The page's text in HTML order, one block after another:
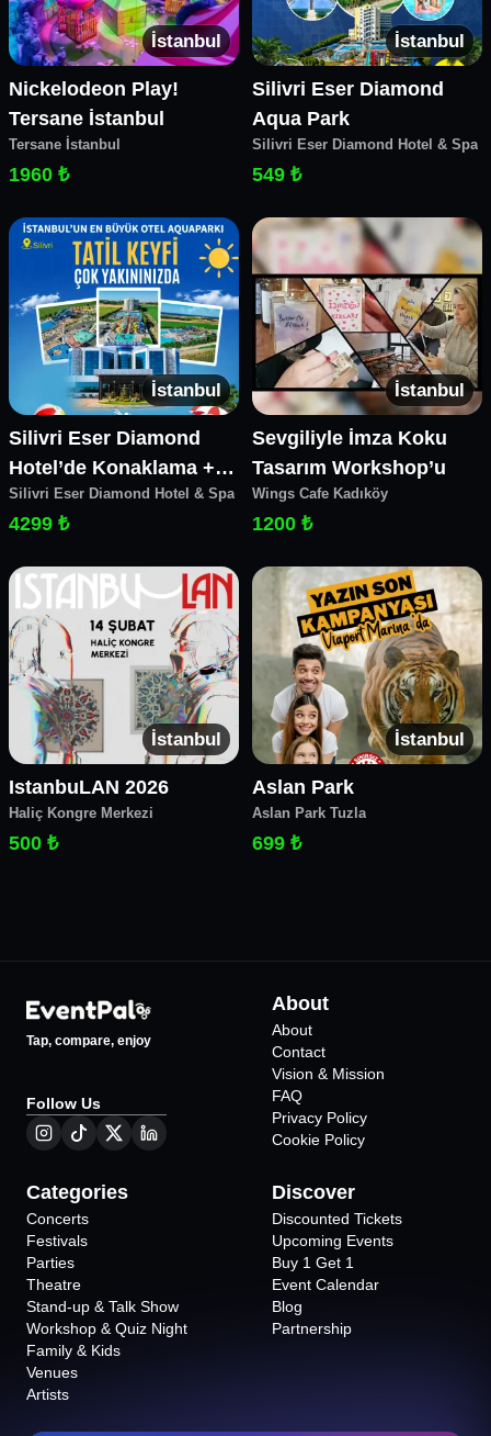
İstanbul
Nickelodeon Play!
Tersane İstanbul
Tersane İstanbul
1960 ₺
İstanbul
Silivri Eser Diamond
Aqua Park
Silivri Eser Diamond Hotel & Spa
549 ₺
İstanbul
Silivri Eser Diamond
Hotel’de Konaklama +
Aquapark
Silivri Eser Diamond Hotel & Spa
4299 ₺
İstanbul
Sevgiliyle İmza Koku
Tasarım Workshop’u
Wings Cafe Kadıköy
1200 ₺
İstanbul
IstanbuLAN 2026
Haliç Kongre Merkezi
500 ₺
İstanbul
Aslan Park
Aslan Park Tuzla
699 ₺
Tap, compare, enjoy
Follow Us
About
About
Contact
Vision & Mission
FAQ
Privacy Policy
Cookie Policy
Categories
Concerts
Festivals
Parties
Theatre
Stand-up & Talk Show
Workshop & Quiz Night
Family & Kids
Venues
Artists
Discover
Discounted Tickets
Upcoming Events
Buy 1 Get 1
Event Calendar
Blog
Partnership